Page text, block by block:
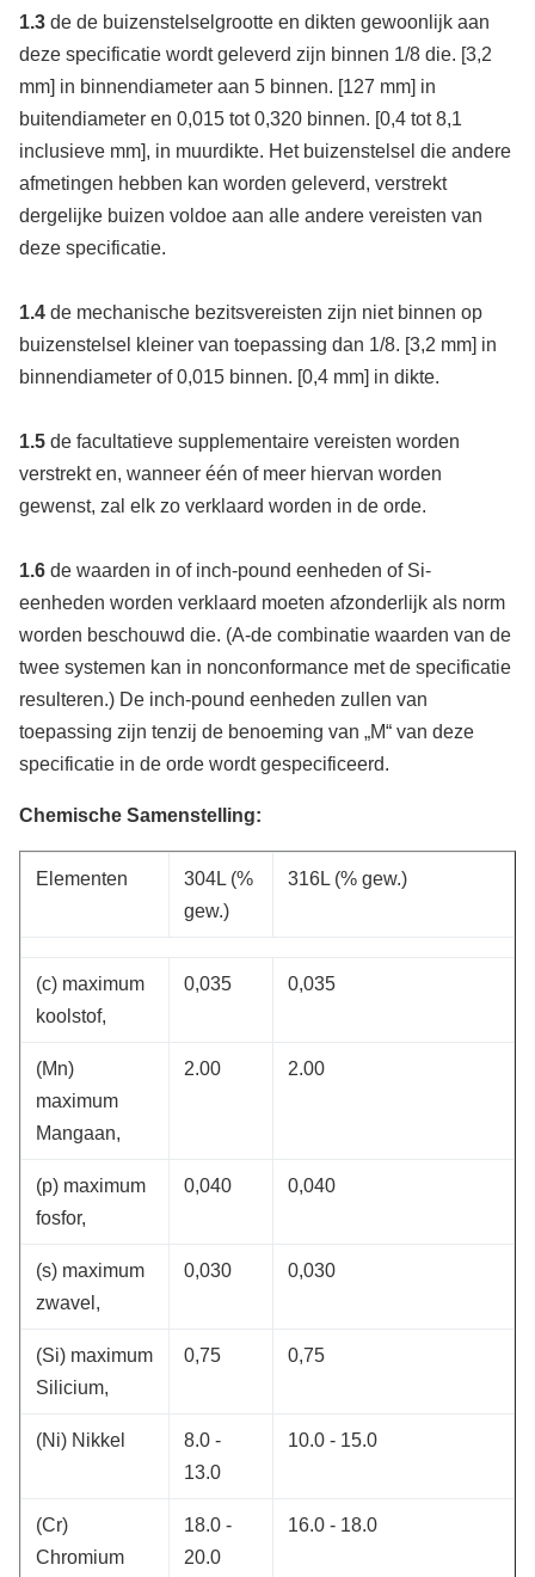
1.3 de de buizenstelselgrootte en dikten gewoonlijk aan
deze specificatie wordt geleverd zijn binnen 1/8 die. [3,2
mm] in binnendiameter aan 5 binnen. [127 mm] in
buitendiameter en 0,015 tot 0,320 binnen. [0,4 tot 8,1
inclusieve mm], in muurdikte. Het buizenstelsel die andere
afmetingen hebben kan worden geleverd, verstrekt
dergelijke buizen voldoe aan alle andere vereisten van
deze specificatie.
1.4 de mechanische bezitsvereisten zijn niet binnen op
buizenstelsel kleiner van toepassing dan 1/8. [3,2 mm] in
binnendiameter of 0,015 binnen. [0,4 mm] in dikte.
1.5 de facultatieve supplementaire vereisten worden
verstrekt en, wanneer één of meer hiervan worden
gewenst, zal elk zo verklaard worden in de orde.
1.6 de waarden in of inch-pound eenheden of Si-
eenheden worden verklaard moeten afzonderlijk als norm
worden beschouwd die. (A-de combinatie waarden van de
twee systemen kan in nonconformance met de specificatie
resulteren.) De inch-pound eenheden zullen van
toepassing zijn tenzij de benoeming van „M“ van deze
specificatie in de orde wordt gespecificeerd.
Chemische Samenstelling:
Elementen
304L (%
gew.)
316L (% gew.)
(c) maximum
koolstof,
0,035 0,035
(Mn)
maximum
Mangaan,
2.00 2.00
(p) maximum
fosfor,
0,040 0,040
(s) maximum
zwavel,
0,030 0,030
(Si) maximum
Silicium,
0,75 0,75
(Ni) Nikkel
8.0 -
13.0
10.0 - 15.0
(Cr)
Chromium
18.0 -
20.0
16.0 - 18.0